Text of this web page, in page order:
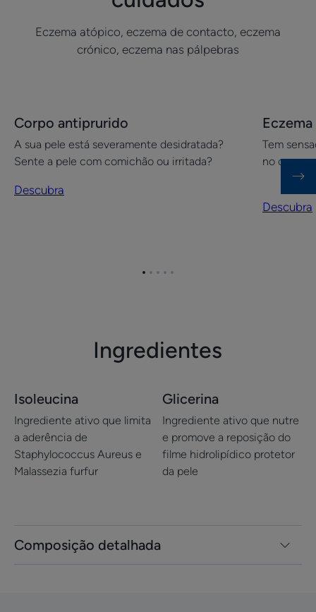
Eczema atópico, eczema de contacto, eczema
crónico, eczema nas pálpebras
Corpo
antiprurido
Corpo antiprurido
A sua pele está severamente desidratada?
Sente a pele com comichão ou irritada?
Descubra
Eczema
atópico
no
e
Tem
no corpo
Descubra
IrIrIrIrIr
Ingredientes
Composição detalhada
Isoleucina
Ingrediente ativo que limita
a aderência de
Staphylococcus Aureus e
Malassezia furfur
Glicerina
Ingrediente ativo que nutre
e promove a reposição do
filme hidrolipídico protetor
da pele